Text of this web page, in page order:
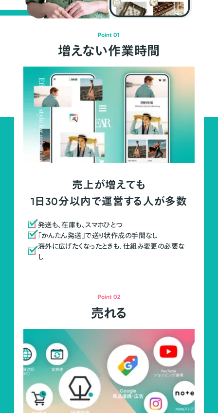
Point 01
増えない作業時間
売上が増えても
1日30分以内で運営する人が多数
発送も、在庫も、スマホひとつ
「かんたん発送」で送り状作成の手間なし
海外に広げたくなったときも、仕組み変更の必要な
し
Point 02
売れる